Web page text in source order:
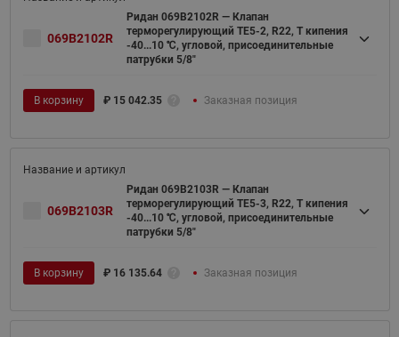
069B2102R
Ридан 069B2102R — Клапан
терморегулирующий TE5-2, R22, T кипения
-40...10 ℃, угловой, присоединительные
патрубки 5/8"
В корзину ₽ 15 042.35 Заказная позиция
069B2103R
Ридан 069B2103R — Клапан
терморегулирующий TE5-3, R22, T кипения
-40...10 ℃, угловой, присоединительные
патрубки 5/8"
В корзину ₽ 16 135.64 Заказная позиция